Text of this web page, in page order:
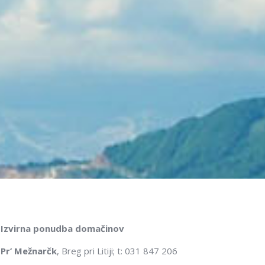
Izvirna ponudba domačinov
Pr’ Mežnarčk, Breg pri Litiji; t: 031 847 206